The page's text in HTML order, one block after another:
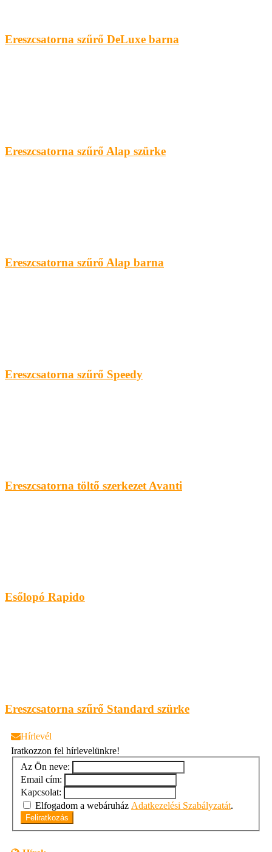
Ereszcsatorna szűrő DeLuxe barna
Ereszcsatorna szűrő Alap szürke
Ereszcsatorna szűrő Alap barna
Ereszcsatorna szűrő Speedy
Ereszcsatorna töltő szerkezet Avanti
Esőlopó Rapido
Ereszcsatorna szűrő Standard szürke
Hírlevél
Iratkozzon fel hírlevelünkre!
Az Ön neve:
Email cím:
Kapcsolat:
Elfogadom a webáruház Adatkezelési Szabályzatát.
Feliratkozás